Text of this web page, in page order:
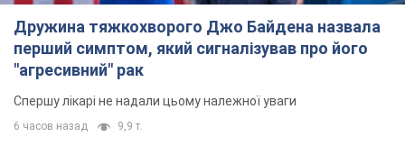
Дружина тяжкохворого Джо Байдена назвала
перший симптом, який сигналізував про його
"агресивний" рак
Спершу лікарі не надали цьому належної уваги
6 часов назад 9,9 т.